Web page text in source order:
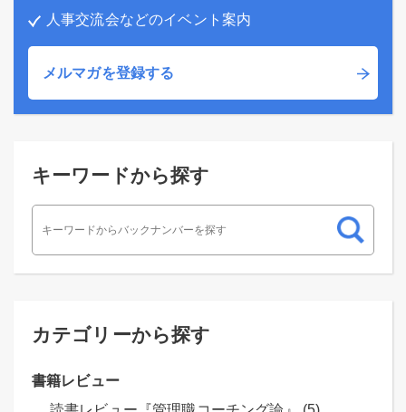
人事交流会などのイベント案内
メルマガを登録する
キーワードから探す
カテゴリーから探す
書籍レビュー